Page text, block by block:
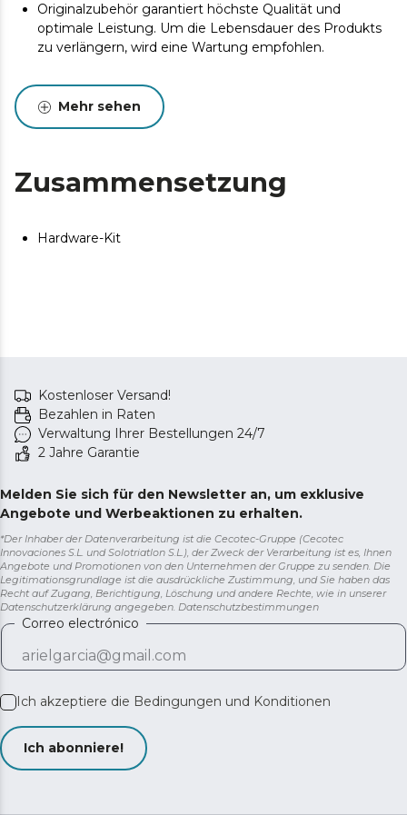
Originalzubehör garantiert höchste Qualität und
optimale Leistung. Um die Lebensdauer des Produkts
zu verlängern, wird eine Wartung empfohlen.
Mehr sehen
Zusammensetzung
Hardware-Kit
Kostenloser Versand!
Bezahlen in Raten
Verwaltung Ihrer Bestellungen 24/7
2 Jahre Garantie
Melden Sie sich für den Newsletter an, um exklusive
Angebote und Werbeaktionen zu erhalten.
*Der Inhaber der Datenverarbeitung ist die Cecotec-Gruppe (Cecotec
Innovaciones S.L. und Solotriatlon S.L.), der Zweck der Verarbeitung ist es, Ihnen
Angebote und Promotionen von den Unternehmen der Gruppe zu senden. Die
Legitimationsgrundlage ist die ausdrückliche Zustimmung, und Sie haben das
Recht auf Zugang, Berichtigung, Löschung und andere Rechte, wie in unserer
Datenschutzerklärung angegeben. Datenschutzbestimmungen
Correo electrónico
Ich akzeptiere die Bedingungen und Konditionen
Ich abonniere!